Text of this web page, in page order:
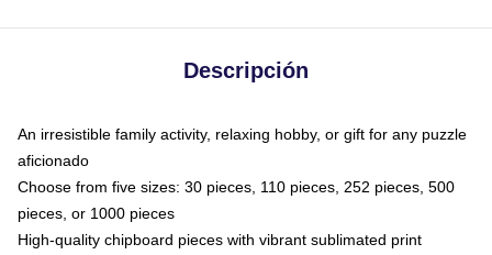
Descripción
An irresistible family activity, relaxing hobby, or gift for any puzzle
aficionado
Choose from five sizes: 30 pieces, 110 pieces, 252 pieces, 500
pieces, or 1000 pieces
High-quality chipboard pieces with vibrant sublimated print